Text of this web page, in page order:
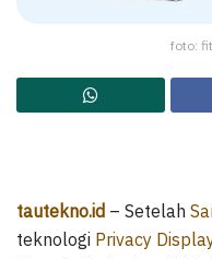
foto:
tautekno.id – Setelah
teknologi Privacy